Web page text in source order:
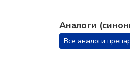
Аналоги
Все аналоги